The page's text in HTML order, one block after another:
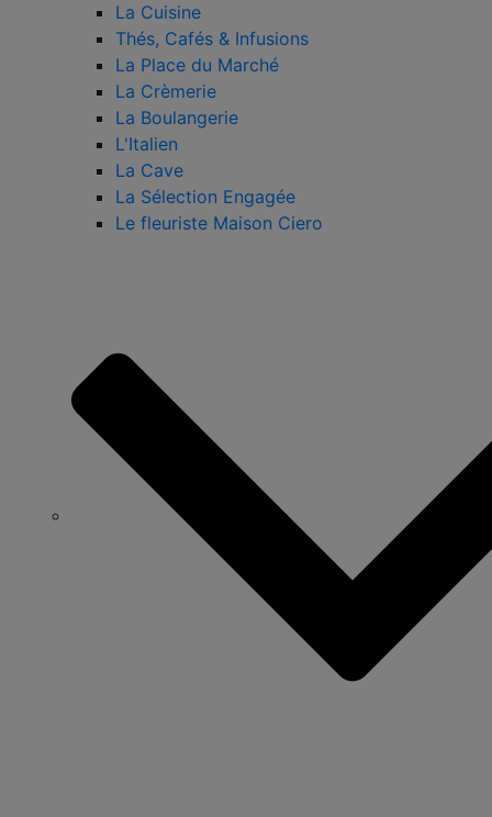
La Cuisine
Thés, Cafés & Infusions
La Place du Marché
La Crèmerie
La Boulangerie
L'Italien
La Cave
La Sélection Engagée
Le fleuriste Maison Ciero